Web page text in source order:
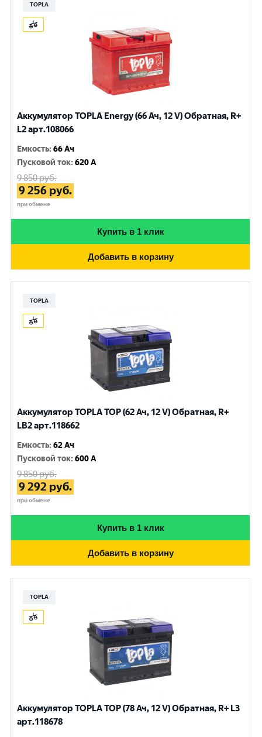
TOPLA
Аккумулятор TOPLA Energy (66 Ач, 12 V) Обратная, R+
L2 арт.108066
Емкость:66 Ач
Пусковой ток:620 A
9 850руб.
9 256 руб.
при обмене
Купить в 1 клик
Добавить в корзину
TOPLA
Аккумулятор TOPLA TOP (62 Ач, 12 V) Обратная, R+
LB2 арт.118662
Емкость:62 Ач
Пусковой ток:600 A
9 850руб.
9 292 руб.
при обмене
Купить в 1 клик
Добавить в корзину
TOPLA
Аккумулятор TOPLA TOP (78 Ач, 12 V) Обратная, R+ L3
арт.118678